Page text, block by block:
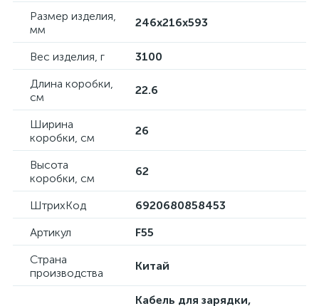
Размер изделия,
мм
246х216х593
Вес изделия, г
3100
Длина коробки,
см
22.6
Ширина
коробки, см
26
Высота
коробки, см
62
ШтрихКод
6920680858453
Артикул
F55
Страна
производства
Китай
Кабель для зарядки,